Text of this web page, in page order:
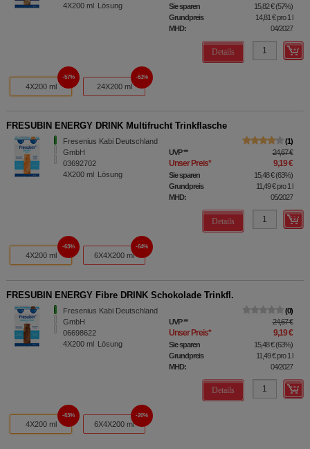
4X200 ml Lösung Sie sparen 15,82 €(57%)
Grundpreis
14,81 €pro 1 l
MHD:
04/2027
Details
4X200 ml
57%
24X200 ml
61%
FRESUBIN ENERGY DRINK Multifrucht Trinkflasche
Fresenius Kabi Deutschland
GmbH
03692702
4X200 ml Lösung
1
UVP** 24,67 €
Unser Preis* 9,19 €
Sie sparen 15,48 €(63%)
Grundpreis
11,49 €pro 1 l
MHD:
05/2027
Details
4X200 ml
63%
6X4X200 ml
64%
FRESUBIN ENERGY Fibre DRINK Schokolade Trinkfl.
Fresenius Kabi Deutschland
GmbH
06698622
4X200 ml Lösung
0
UVP** 24,67 €
Unser Preis* 9,19 €
Sie sparen 15,48 €(63%)
Grundpreis
11,49 €pro 1 l
MHD:
04/2027
Details
4X200 ml
63%
6X4X200 ml
20%